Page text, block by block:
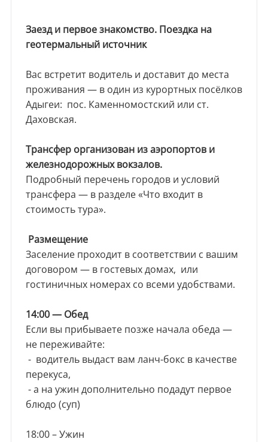
Заезд и первое знакомство. Поездка на
геотермальный источник
Вас встретит водитель и доставит до места
проживания — в один из курортных посёлков
Адыгеи: пос. Каменномостский или ст.
Даховская.
Трансфер организован из аэропортов и
железнодорожных вокзалов.
Подробный перечень городов и условий
трансфера — в разделе «Что входит в
стоимость тура».
Размещение
Заселение проходит в соответствии с вашим
договором — в гостевых домах, или
гостиничных номерах со всеми удобствами.
14:00 — Обед
Если вы прибываете позже начала обеда —
не переживайте:
- водитель выдаст вам ланч-бокс в качестве
перекуса,
- а на ужин дополнительно подадут первое
блюдо (суп)
18:00 – Ужин